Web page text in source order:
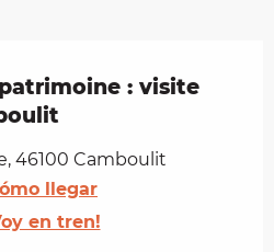
: visite
46100 Camboulit
llegar
en tren!